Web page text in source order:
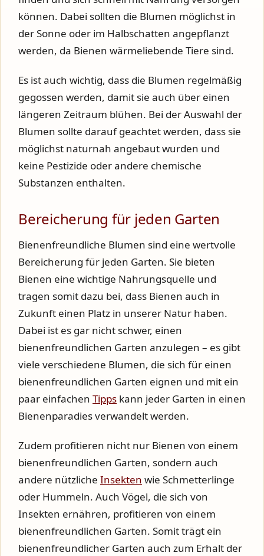
können. Dabei sollten die Blumen möglichst in
der Sonne oder im Halbschatten angepflanzt
werden, da Bienen wärmeliebende Tiere sind.
Es ist auch wichtig, dass die Blumen regelmäßig
gegossen werden, damit sie auch über einen
längeren Zeitraum blühen. Bei der Auswahl der
Blumen sollte darauf geachtet werden, dass sie
möglichst naturnah angebaut wurden und
keine Pestizide oder andere chemische
Substanzen enthalten.
Bereicherung für jeden Garten
Bienenfreundliche Blumen sind eine wertvolle
Bereicherung für jeden Garten. Sie bieten
Bienen eine wichtige Nahrungsquelle und
tragen somit dazu bei, dass Bienen auch in
Zukunft einen Platz in unserer Natur haben.
Dabei ist es gar nicht schwer, einen
bienenfreundlichen Garten anzulegen – es gibt
viele verschiedene Blumen, die sich für einen
bienenfreundlichen Garten eignen und mit ein
paar einfachen Tipps kann jeder Garten in einen
Bienenparadies verwandelt werden.
Zudem profitieren nicht nur Bienen von einem
bienenfreundlichen Garten, sondern auch
andere nützliche Insekten wie Schmetterlinge
oder Hummeln. Auch Vögel, die sich von
Insekten ernähren, profitieren von einem
bienenfreundlichen Garten. Somit trägt ein
bienenfreundlicher Garten auch zum Erhalt der